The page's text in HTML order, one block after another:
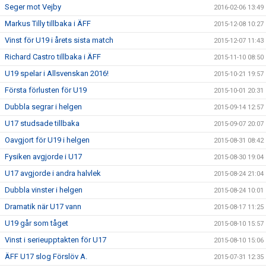
Seger mot Vejby 2016-02-06 13:49
Markus Tilly tillbaka i ÄFF 2015-12-08 10:27
Vinst för U19 i årets sista match 2015-12-07 11:43
Richard Castro tillbaka i ÄFF 2015-11-10 08:50
U19 spelar i Allsvenskan 2016! 2015-10-21 19:57
Första förlusten för U19 2015-10-01 20:31
Dubbla segrar i helgen 2015-09-14 12:57
U17 studsade tillbaka 2015-09-07 20:07
Oavgjort för U19 i helgen 2015-08-31 08:42
Fysiken avgjorde i U17 2015-08-30 19:04
U17 avgjorde i andra halvlek 2015-08-24 21:04
Dubbla vinster i helgen 2015-08-24 10:01
Dramatik när U17 vann 2015-08-17 11:25
U19 går som tåget 2015-08-10 15:57
Vinst i serieupptakten för U17 2015-08-10 15:06
ÄFF U17 slog Förslöv A. 2015-07-31 12:35